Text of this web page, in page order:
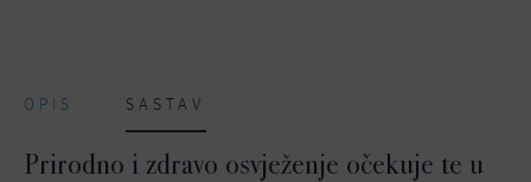
OPIS SASTAV
Prirodno i zdravo osvježenje očekuje te u